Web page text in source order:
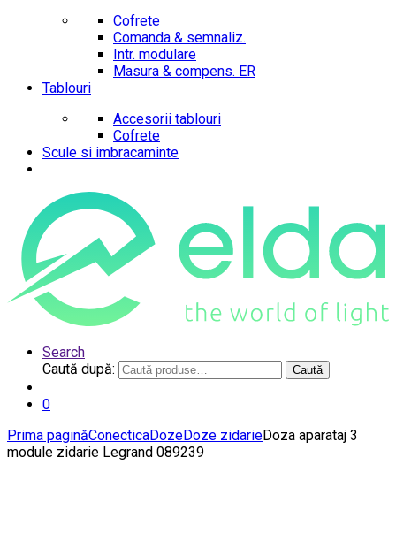
Cofrete
Comanda & semnaliz.
Intr. modulare
Masura & compens. ER
Tablouri
Accesorii tablouri
Cofrete
Scule si imbracaminte
Search
Caută după:
Caută
0
Prima paginăConecticaDozeDoze zidarieDoza aparataj 3
module zidarie Legrand 089239